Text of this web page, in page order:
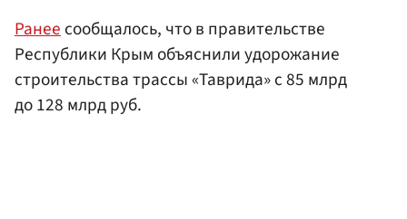
Ранеесообщалось, что в правительстве
Республики Крым объяснили удорожание
строительства трассы «Таврида» с 85 млрд
до 128 млрд руб.